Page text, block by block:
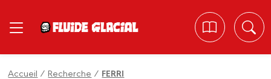
Accueil /Recherche / FERRI